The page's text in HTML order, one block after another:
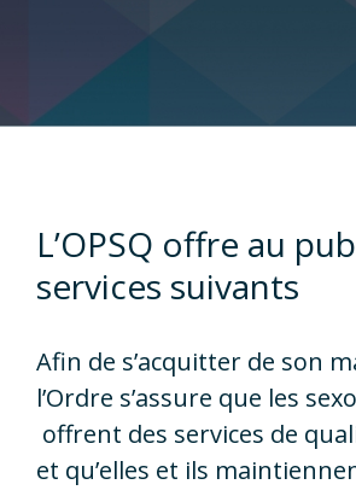
L’OPSQ offre au
services suivants
Afin de s’acquitter de son
l’Ordre s’assure que les
offrent des services de
et qu’elles et ils